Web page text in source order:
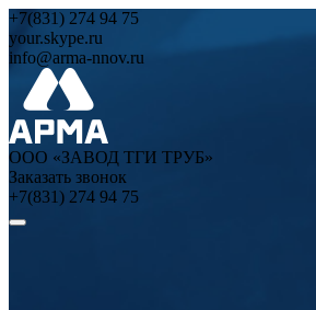
+7(831) 274 94 75
your.skype.ru
info@arma-nnov.ru
ООО «ЗАВОД ТГИ ТРУБ»
Заказать звонок
+7(831) 274 94 75